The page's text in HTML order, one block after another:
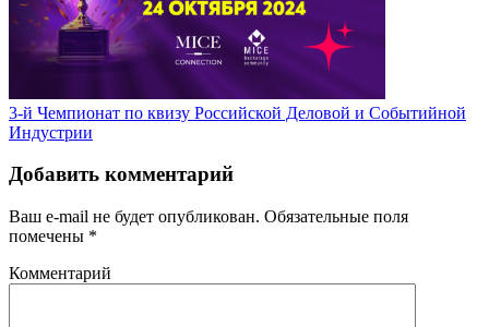
3-й Чемпионат по квизу Российской Деловой и Событийной
Индустрии
Добавить комментарий
Ваш e-mail не будет опубликован. Обязательные поля
помечены *
Комментарий